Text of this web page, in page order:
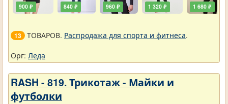
900 ₽ 840 ₽ 960 ₽ 1 320 ₽ 1 680 ₽
13 ТОВАРОВ. Распродажа для спорта и фитнеса.
Орг: Леда
RASH - 819. Трикотаж - Майки и
футболки